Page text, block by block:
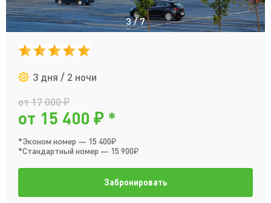
3/7
3 дня / 2 ночи
от 17 000 ₽
от 15 400 ₽ *
*Эконом номер — 15 400₽
*Стандартный номер — 15 900₽
Забронировать